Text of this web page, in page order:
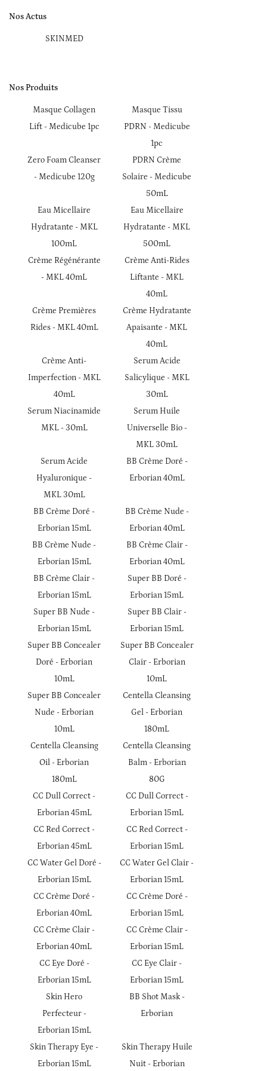
Nos Actus
SKINMED
Nos Produits
Masque Collagen
Lift - Medicube 1pc
Masque Tissu
PDRN - Medicube
1pc
Zero Foam Cleanser
- Medicube 120g
PDRN Crème
Solaire - Medicube
50mL
Eau Micellaire
Hydratante - MKL
100mL
Eau Micellaire
Hydratante - MKL
500mL
Crème Régénérante
- MKL 40mL
Crème Anti-Rides
Liftante - MKL
40mL
Crème Premières
Rides - MKL 40mL
Crème Hydratante
Apaisante - MKL
40mL
Crème Anti-
Imperfection - MKL
40mL
Serum Acide
Salicylique - MKL
30mL
Serum Niacinamide
MKL - 30mL
Serum Huile
Universelle Bio -
MKL 30mL
Serum Acide
Hyaluronique -
MKL 30mL
BB Crème Doré -
Erborian 40mL
BB Crème Doré -
Erborian 15mL
BB Crème Nude -
Erborian 40mL
BB Crème Nude -
Erborian 15mL
BB Crème Clair -
Erborian 40mL
BB Crème Clair -
Erborian 15mL
Super BB Doré -
Erborian 15mL
Super BB Nude -
Erborian 15mL
Super BB Clair -
Erborian 15mL
Super BB Concealer
Doré - Erborian
10mL
Super BB Concealer
Clair - Erborian
10mL
Super BB Concealer
Nude - Erborian
10mL
Centella Cleansing
Gel - Erborian
180mL
Centella Cleansing
Oil - Erborian
180mL
Centella Cleansing
Balm - Erborian
80G
CC Dull Correct -
Erborian 45mL
CC Dull Correct -
Erborian 15mL
CC Red Correct -
Erborian 45mL
CC Red Correct -
Erborian 15mL
CC Water Gel Doré -
Erborian 15mL
CC Water Gel Clair -
Erborian 15mL
CC Crème Doré -
Erborian 40mL
CC Crème Doré -
Erborian 15mL
CC Crème Clair -
Erborian 40mL
CC Crème Clair -
Erborian 15mL
CC Eye Doré -
Erborian 15mL
CC Eye Clair -
Erborian 15mL
Skin Hero
Perfecteur -
Erborian 15mL
BB Shot Mask -
Erborian
Skin Therapy Eye -
Erborian 15mL
Skin Therapy Huile
Nuit - Erborian